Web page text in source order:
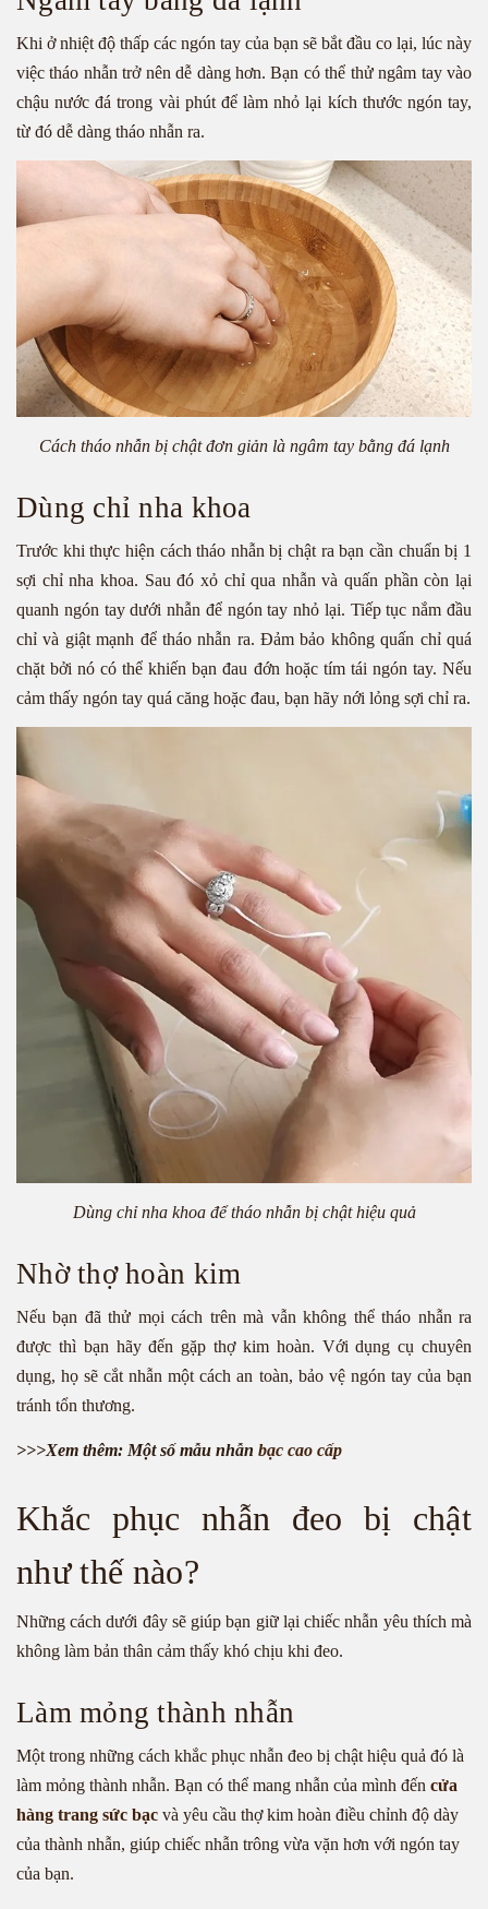
Khi ở nhiệt độ thấp các ngón tay của bạn sẽ bắt đầu co lại, lúc này
việc tháo nhẫn trở nên dễ dàng hơn. Bạn có thể thử ngâm tay vào
chậu nước đá trong vài phút để làm nhỏ lại kích thước ngón tay,
từ đó dễ dàng tháo nhẫn ra.
Cách tháo nhẫn bị chật đơn giản là ngâm tay bằng đá lạnh
Dùng chỉ nha khoa
Trước khi thực hiện cách tháo nhẫn bị chật ra bạn cần chuẩn bị 1
sợi chỉ nha khoa. Sau đó xỏ chỉ qua nhẫn và quấn phần còn lại
quanh ngón tay dưới nhẫn để ngón tay nhỏ lại. Tiếp tục nắm đầu
chỉ và giật mạnh để tháo nhẫn ra. Đảm bảo không quấn chỉ quá
chặt bởi nó có thể khiến bạn đau đớn hoặc tím tái ngón tay. Nếu
cảm thấy ngón tay quá căng hoặc đau, bạn hãy nới lỏng sợi chỉ ra.
Dùng chỉ nha khoa để tháo nhẫn bị chật hiệu quả
Nhờ thợ hoàn kim
Nếu bạn đã thử mọi cách trên mà vẫn không thể tháo nhẫn ra
được thì bạn hãy đến gặp thợ kim hoàn. Với dụng cụ chuyên
dụng, họ sẽ cắt nhẫn một cách an toàn, bảo vệ ngón tay của bạn
tránh tổn thương.
>>>Xem thêm: Một số mẫu nhẫn bạc cao cấp
Khắc phục nhẫn đeo bị chật
như thế nào?
Những cách dưới đây sẽ giúp bạn giữ lại chiếc nhẫn yêu thích mà
không làm bản thân cảm thấy khó chịu khi đeo.
Làm mỏng thành nhẫn
Một trong những cách khắc phục nhẫn đeo bị chật hiệu quả đó là
làm mỏng thành nhẫn. Bạn có thể mang nhẫn của mình đến cửa
hàng trang sức bạc và yêu cầu thợ kim hoàn điều chỉnh độ dày
của thành nhẫn, giúp chiếc nhẫn trông vừa vặn hơn với ngón tay
của bạn.